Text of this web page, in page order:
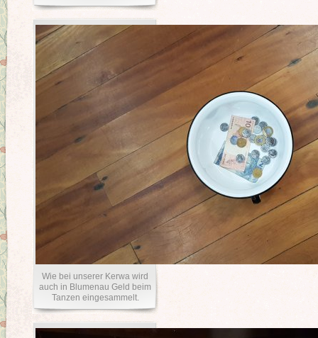
Wie bei unserer Kerwa wird
auch in Blumenau Geld beim
Tanzen eingesammelt.